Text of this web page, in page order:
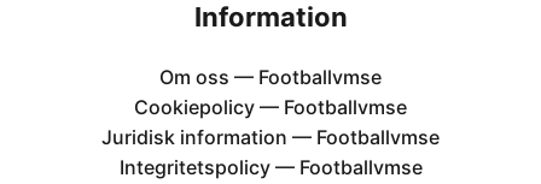
Information
Om oss — Footballvmse
Cookiepolicy — Footballvmse
Juridisk information — Footballvmse
Integritetspolicy — Footballvmse